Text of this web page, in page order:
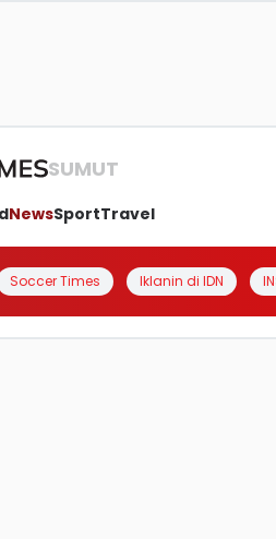
SUMUT
NewsSportTravel
Soccer Times Iklanin di IDN